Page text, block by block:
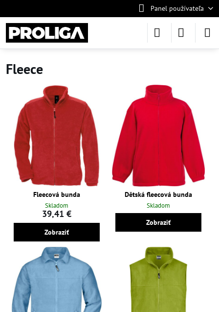
Panel používateľa
Fleece
Fleecová bunda
Skladom
39,41 €
Zobraziť
Dětská fleecová bunda
Skladom
Zobraziť